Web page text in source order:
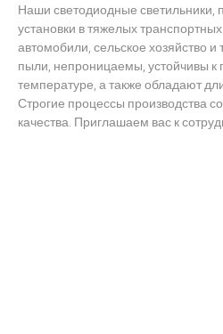
Наши светодиодные светильники,
установки в тяжелых транспортных
автомобили, сельское хозяйство
пыли, непроницаемы, устойчивы
температуре, а также обладают
Строгие процессы производства
качества. Приглашаем вас к